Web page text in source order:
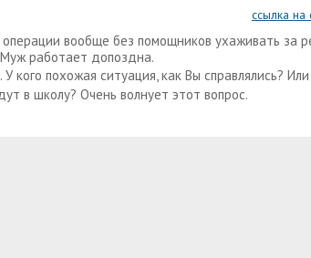
ссылка
вообще без помощников ухаживать за
работает допоздна.
кого похожая ситуация, как Вы справлялись? Или
в школу? Очень волнует этот вопрос.